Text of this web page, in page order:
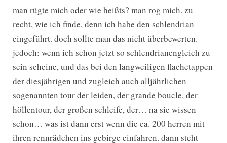
man rügte mich oder wie heißts? man rog mich. zu
recht, wie ich finde, denn ich habe den schlendrian
eingeführt. doch sollte man das nicht überbewerten.
jedoch: wenn ich schon jetzt so schlendrianengleich zu
sein scheine, und das bei den langweiligen flachetappen
der diesjährigen und zugleich auch alljährlichen
sogenannten tour der leiden, der grande boucle, der
höllentour, der großen schleife, der… na sie wissen
schon… was ist dann erst wenn die ca. 200 herren mit
ihren rennrädchen ins gebirge einfahren. dann steht